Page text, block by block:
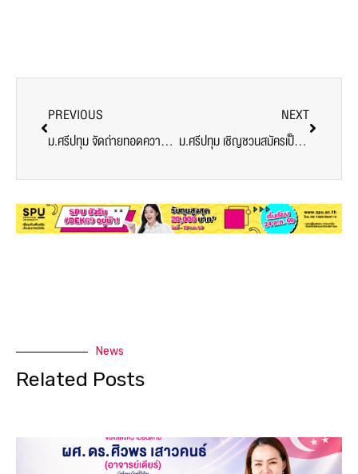
PREVIOUS
ม.ศรีปทุม จัดถ่ายทอดความรู้ นวัตกรรมการสอนและการเรียนรู้อย่างสร้างสรรค์
NEXT
ม.ศรีปทุม เชิญชวนสมัครเป็นจิตอาสาพระราชทาน 904
News
Related Posts